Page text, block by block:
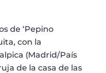
de ‘Pepino
con la
(Madrid/País
de la casa de las